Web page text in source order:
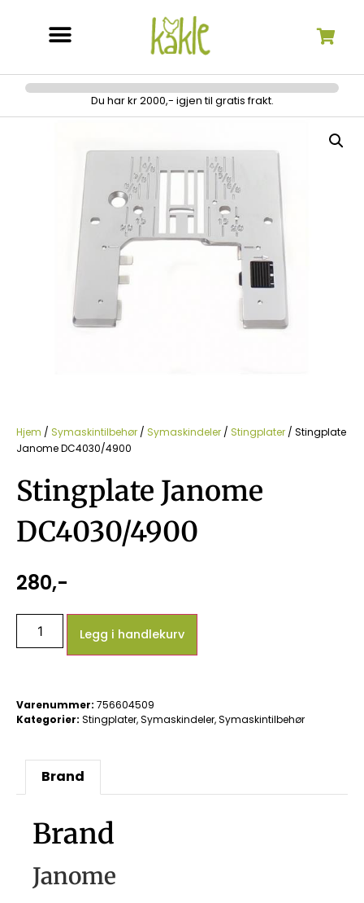
Du har kr 2000,- igjen til gratis frakt.
Hjem / Symaskintilbehør / Symaskindeler / Stingplater / Stingplate
Janome DC4030/4900
Stingplate Janome
DC4030/4900
280,-
Legg i handlekurv
Varenummer: 756604509
Kategorier: Stingplater,Symaskindeler,Symaskintilbehør
Brand
Brand
Janome